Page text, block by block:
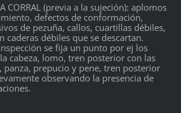
CORRAL (previa a la sujeción): aplomos
defectos de conformación,
de pezuña, callos, cuartillas débiles,
caderas débiles que se descartan.
se fija un punto por ej los
cabeza, lomo, tren posterior con las
panza, prepucio y pene, tren posterior
observando la presencia de